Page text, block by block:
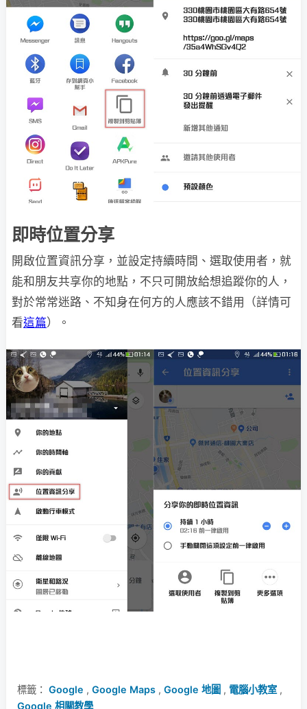
即時位置分享
開啟位置資訊分享，並設定持續時間、選取使用者，就
能和朋友共享你的地點，不只可開放給想追蹤你的人，
對於常常迷路、不知身在何方的人應該不錯用（詳情可
看這篇）。
標籤： Google , Google Maps , Google 地圖 , 電腦小教室 ,
Google 相關教學